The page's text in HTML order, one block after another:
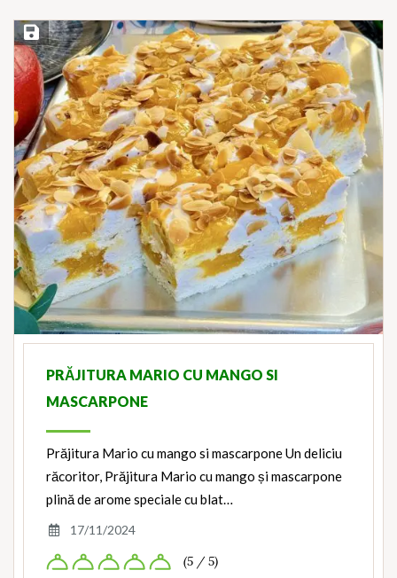
Save Recipe
PRĂJITURA MARIO CU MANGO SI
MASCARPONE
Prăjitura Mario cu mango si mascarpone Un deliciu
răcoritor, Prăjitura Mario cu mango și mascarpone
plină de arome speciale cu blat…
17/11/2024
(5 / 5)